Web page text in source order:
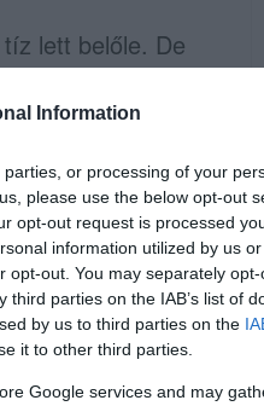
Information
or processing of your
please use the below opt-out
opt-out request is processed
information utilized by us
opt-out. You may separately
parties on the IAB’s list of
by us to third parties on the
it to other third parties.
Google services and may
lett belőle. De
furán parkoló
parkolóház
a parkolóház